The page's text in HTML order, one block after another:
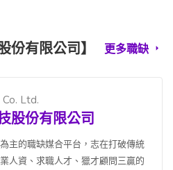
份有限公司】 更多職缺
Ltd.
股份有限公司
主的職缺媒合平台，志在打破傳統
人資、求職人才、獵才顧問三贏的